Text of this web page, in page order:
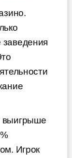
выигрыше
Игрок